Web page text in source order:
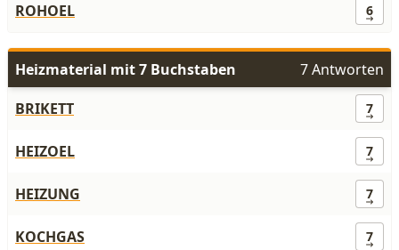
ROHOEL 6
Heizmaterial mit 7 Buchstaben
7 Antworten
BRIKETT
7
HEIZOEL 7
HEIZUNG 7
KOCHGAS 7